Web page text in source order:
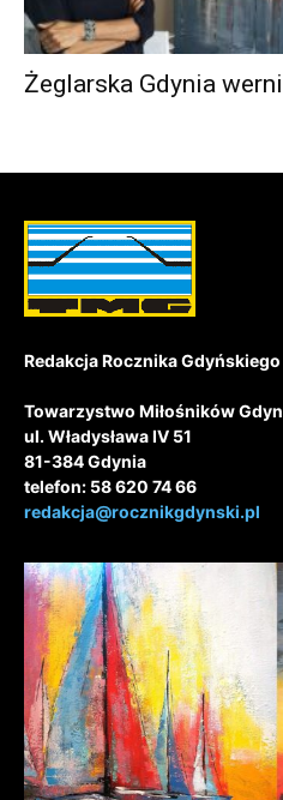
Żeglarska Gdynia
Redakcja Rocznika Gdyńskiego
Towarzystwo Miłośników
ul. Władysława IV 51
81-384 Gdynia
telefon: 58 620 74 66
redakcja@rocznikgdynski.pl